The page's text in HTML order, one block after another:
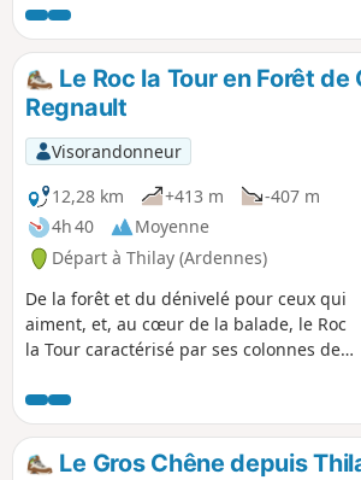
pourrez admirer ce village et le hameau
Naux dans un écrin de verdure.
Le Roc la Tour en Forêt
Regnault
Visorandonneur
12,28 km
+413 m
-407 m
4h 40
Moyenne
Départ à Thilay (Ardennes)
De la forêt et du dénivelé pour ceux qui
aiment, et, au cœur de la balade, le Roc
la Tour caractérisé par ses colonnes de
Château du Diable. À cet endroit une
vue magnifique sur la forêt ardennaise
s'offre à vos yeux.
Le Gros Chêne depuis